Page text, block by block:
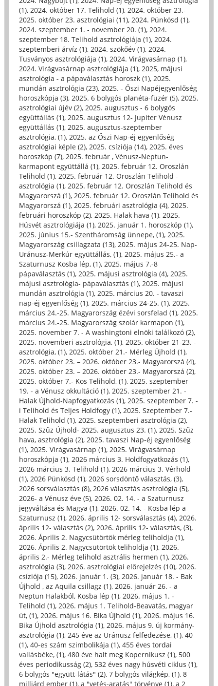
(1), 2024. október 17. Telihold (1), 2024. október 23.-
2025. október 23. asztrológiai (11), 2024. Pünkösd (1),
2024. szeptember 1. - november 20. (1), 2024.
szeptember 18. Telihold asztrológiája (1), 2024.
szeptemberi árvíz (1), 2024. szökőév (1), 2024.
Tusványos asztrológiája (1), 2024. Virágvasárnap (1),
2024. Virágvasárnap asztrológiája (1), 2025, májusi
asztrológia - a pápaválasztás horoszk (1), 2025.
mundán asztrológia (23), 2025. - Őszi Napéjegyenlőség
horoszkópja (3), 2025. 6 bolygós planéta-füzér (5), 2025.
asztrológiai újév (2), 2025. augusztus - 6 bolygós
együttállás (1), 2025. augusztus 12- Jupiter Vénusz
együttállás (1), 2025. augusztus-szeptember
asztrológia, (1), 2025. az Őszi Nap-éj egyenlőség
asztrológiai képle (2), 2025. csíziója (14), 2025. éves
horoszkóp (7), 2025. február , Vénusz-Neptun-
karmapont együttállá (1), 2025. február 12. Oroszlán
Telihold (1), 2025. február 12. Oroszlán Telihold -
asztrológia (1), 2025. február 12. Oroszlán Telihold és
Magyarorszá (1), 2025. február 12. Oroszlán Telihold és
Magyarorszá (1), 2025. februári asztrológia (4), 2025.
februári horoszkóp (2), 2025. Halak hava (1), 2025.
Húsvét asztrológiája (1), 2025. január 1. horoszkóp (1),
2025. június 15.- Szentháromság ünnepe, (1), 2025.
Magyarország csillagzata (13), 2025. május 24-25. Nap-
Uránusz-Merkúr együttállás, (1), 2025. május 25.- a
Szaturnusz Kosba lép, (1), 2025. május 7.-8
pápaválasztás (1), 2025. májusi asztrológia (4), 2025.
májusi asztrológia- pápaválasztás (1), 2025. májusi
mundán asztrológia (1), 2025. március 20. - tavaszi
nap-éj egyenlőség (1), 2025. március 24-25. (1), 2025.
március 24.-25. Magyarország ézévi sorsfelad (1), 2025.
március 24.-25. Magyarország szolár karmapon (1),
2025. november 7. - A washingtoni elnöki találkozó (2),
2025. novemberi asztrológia, (1), 2025. október 21-23. -
asztrológia, (1), 2025. október 21.- Mérleg Újhold (1),
2025. október 23. – 2026. október 23.- Magyarorszá (4),
2025. október 23. – 2026. október 23.- Magyarorszá (2),
2025. október 7.- Kos Telihold, (1), 2025. szeptember
19. - a Vénusz okkultáció (1), 2025. szeptember 21. -
Halak Újhold-Napfogyatkozás (1), 2025. szeptember 7. -
i Telihold és Teljes Holdfogy (1), 2025. Szeptember 7.-
Halak Telihold (1), 2025. szeptemberi asztrológia (2),
2025. Szűz Újhold- 2025. augusztus 23. (1), 2025. Szűz
hava, asztrológia (2), 2025. tavaszi Nap-éj egyenlőség
(1), 2025. Virágvasárnap (1), 2025. Virágvasárnap
horoszkópja (1), 2026 március 3. Holdfogyatkozás (1),
2026 március 3. Telihold (1), 2026 március 3. Vérhold
(1), 2026 Pünkösd (1), 2026 sorsdöntő választás, (3),
2026 sorsválasztás (8), 2026 választás asztrológia (5),
2026- a Vénusz éve (5), 2026. 02. 14. - a Szaturnusz
jegyváltása és Magya (1), 2026. 02. 14. - Kosba lép a
Szaturnusz (1), 2026. április 12- sorsválasztás (4), 2026.
április 12- választás (2), 2026. április 12- választás, (3),
2026. Április 2. Nagycsütörtök mérleg teliholdja (1),
2026. Április 2. Nagycsütörtök teliholdja (1), 2026.
április 2.- Mérleg telihold asztrális hermen (1), 2026.
asztrológia (3), 2026. asztrológiai előrejelzés (10), 2026.
csíziója (15), 2026. január 1. (3), 2026. január 18. - Bak
Újhold , az Aquila csillagz (1), 2026. január 26. - a
Neptun Halakból, Kosba lép (1), 2026. május 1. -
Telihold (1), 2026. május 1. Telihold-Beavatás, magyar
út, (1), 2026. május 16. Bika Újhold (1), 2026. május 16.
Bika Újhold asztrológia (1), 2026. május 9. új kormány-
asztrológia (1), 245 éve az Uránusz felfedezése, (1), 40
(1), 40-es szám szimbolikája (1), 455 éves tordai
vallásbéke, (1), 480 éve halt meg Kopernikusz (1), 500
éves periodikusság (2), 532 éves nagy húsvéti ciklus (1),
6 bolygós "együtt-látás" (2), 7 bolygós világkép, (1), 8
milliárd ember (1), a "vetés-aratás" törvénye (1), a 2